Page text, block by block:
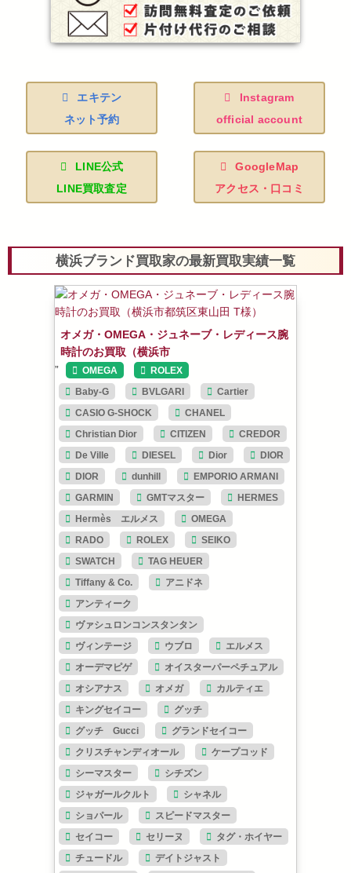
エキテン
ネット予約
Instagram
official account
LINE公式
LINE買取査定
GoogleMap
アクセス・口コミ
横浜ブランド買取家の最新買取実績一覧
オメガ・OMEGA・ジュネーブ・レディース腕
時計のお買取（横浜市
”
OMEGA
ROLEX
Baby-G
BVLGARI
Cartier
CASIO G-SHOCK
CHANEL
Christian Dior
CITIZEN
CREDOR
De Ville
DIESEL Dior
DIOR
DIOR
dunhill
EMPORIO ARMANI
GARMIN
GMTマスター
HERMES
Hermès エルメス
OMEGA
RADO
ROLEX
SEIKO
SWATCH
TAG HEUER
Tiffany & Co.
アニドネ
アンティーク
ヴァシュロンコンスタンタン
ヴィンテージ
ウブロ
エルメス
オーデマピゲ
オイスターパーペチュアル
オシアナス
オメガ
カルティエ
キングセイコー
グッチ
グッチ Gucci
グランドセイコー
クリスチャンディオール
ケープコッド
シーマスター
シチズン
ジャガールクルト
シャネル
ショパール
スピードマスター
セイコー
セリーヌ
タグ・ホイヤー
チュードル
デイトジャスト